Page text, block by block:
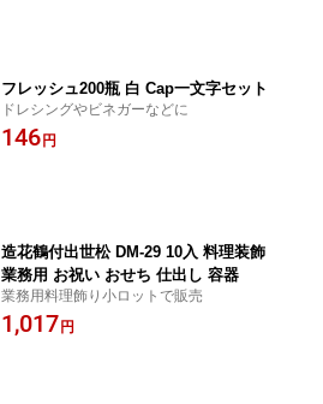
フレッシュ200瓶 白 Cap一文字セット
ドレシングやビネガーなどに
146 円
造花鶴付出世松 DM-29 10入 料理装飾
業務用 お祝い おせち 仕出し 容器
業務用料理飾り小ロットで販売
1,017 円